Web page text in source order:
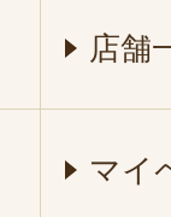
店舗
マイ